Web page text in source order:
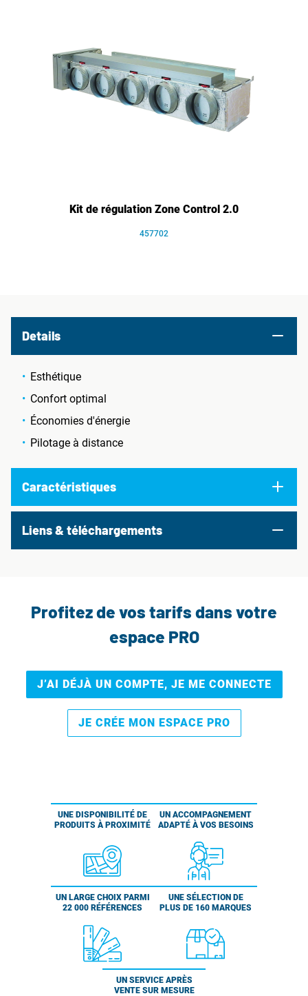
Kit de régulation Zone Control 2.0
457702
Details
Esthétique
Confort optimal
Économies d'énergie
Pilotage à distance
Caractéristiques
Liens & téléchargements
Profitez de vos tarifs dans votre
espace PRO
J’AI DÉJÀ UN COMPTE, JE ME CONNECTE
JE CRÉE MON ESPACE PRO
UNE DISPONIBILITÉ DE
PRODUITS À PROXIMITÉ
UN ACCOMPAGNEMENT
ADAPTÉ À VOS BESOINS
UN LARGE CHOIX PARMI
22 000 RÉFÉRENCES
UNE SÉLECTION DE
PLUS DE 160 MARQUES
UN SERVICE APRÈS
VENTE SUR MESURE